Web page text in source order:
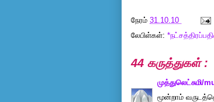
நேரம் 31.10.10
லேபிள்கள்:
44 கருத்துகள் :
முத்துலெட்சுமி/
மூன்றாம்